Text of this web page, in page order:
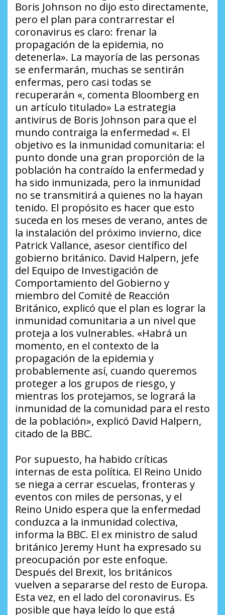
Boris Johnson no dijo esto directamente,
pero el plan para contrarrestar el
coronavirus es claro: frenar la
propagación de la epidemia, no
detenerla». La mayoría de las personas
se enfermarán, muchas se sentirán
enfermas, pero casi todas se
recuperarán «, comenta Bloomberg en
un artículo titulado» La estrategia
antivirus de Boris Johnson para que el
mundo contraiga la enfermedad «. El
objetivo es la inmunidad comunitaria: el
punto donde una gran proporción de la
población ha contraído la enfermedad y
ha sido inmunizada, pero la inmunidad
no se transmitirá a quienes no la hayan
tenido. El propósito es hacer que esto
suceda en los meses de verano, antes de
la instalación del próximo invierno, dice
Patrick Vallance, asesor científico del
gobierno británico. David Halpern, jefe
del Equipo de Investigación de
Comportamiento del Gobierno y
miembro del Comité de Reacción
Británico, explicó que el plan es lograr la
inmunidad comunitaria a un nivel que
proteja a los vulnerables. «Habrá un
momento, en el contexto de la
propagación de la epidemia y
probablemente así, cuando queremos
proteger a los grupos de riesgo, y
mientras los protejamos, se logrará la
inmunidad de la comunidad para el resto
de la población», explicó David Halpern,
citado de la BBC.
Por supuesto, ha habido críticas
internas de esta política. El Reino Unido
se niega a cerrar escuelas, fronteras y
eventos con miles de personas, y el
Reino Unido espera que la enfermedad
conduzca a la inmunidad colectiva,
informa la BBC. El ex ministro de salud
británico Jeremy Hunt ha expresado su
preocupación por este enfoque.
Después del Brexit, los británicos
vuelven a separarse del resto de Europa.
Esta vez, en el lado del coronavirus. Es
posible que haya leído lo que está